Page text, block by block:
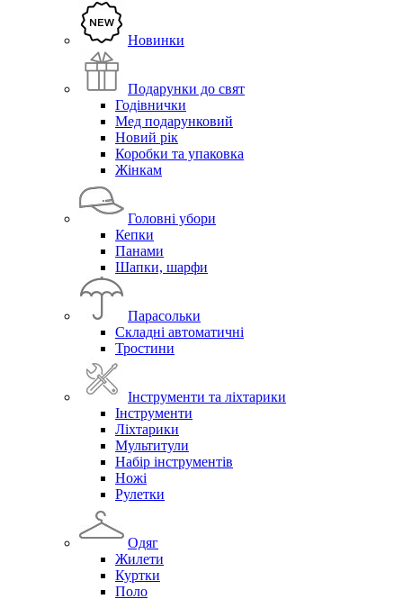
Новинки
Подарунки до свят
Годівнички
Мед подарунковий
Новий рік
Коробки та упаковка
Жінкам
Головні убори
Кепки
Панами
Шапки, шарфи
Парасольки
Складні автоматичні
Тростини
Інструменти та ліхтарики
Інструменти
Ліхтарики
Мультитули
Набір інструментів
Ножі
Рулетки
Одяг
Жилети
Куртки
Поло